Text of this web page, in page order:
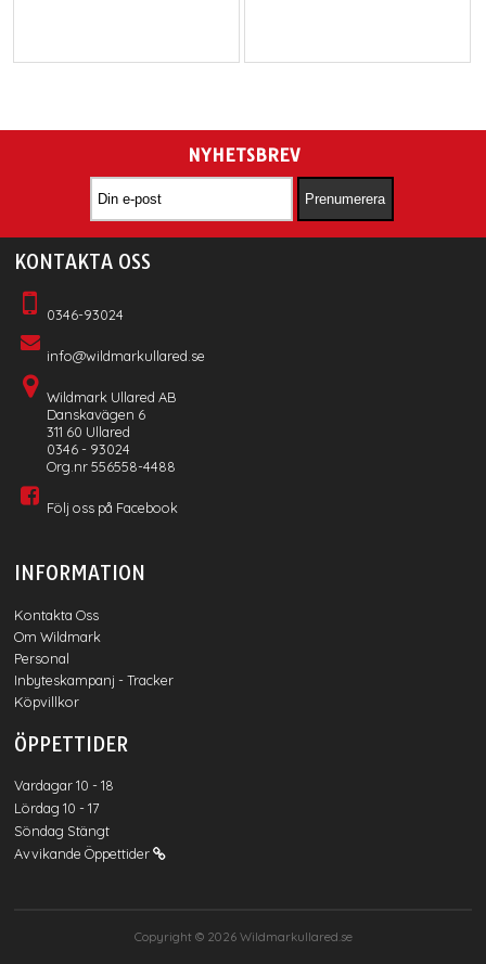
NYHETSBREV
KONTAKTA OSS
0346-93024
info@wildmarkullared.se
Wildmark Ullared AB
Danskavägen 6
311 60 Ullared
0346 - 93024
Org.nr 556558-4488
Följ oss på Facebook
INFORMATION
Kontakta Oss
Om Wildmark
Personal
Inbyteskampanj - Tracker
Köpvillkor
ÖPPETTIDER
Vardagar 10 - 18
Lördag 10 - 17
Söndag Stängt
Avvikande Öppettider
Copyright © 2026 Wildmarkullared.se